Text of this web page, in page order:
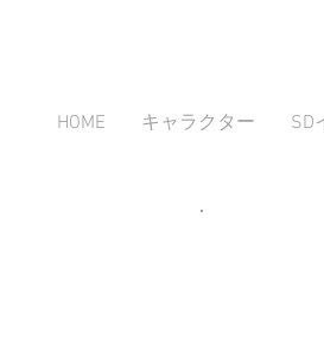
HOME キャラクター SD